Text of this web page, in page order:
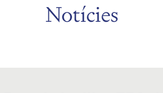
Notícies